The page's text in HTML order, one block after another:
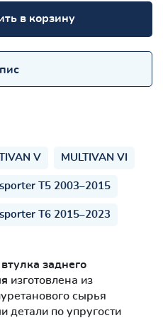
в корзину
V MULTIVAN VI
T5 2003–2015
T6 2015–2023
втулка заднего
изготовлена из
сырья
детали по упругости